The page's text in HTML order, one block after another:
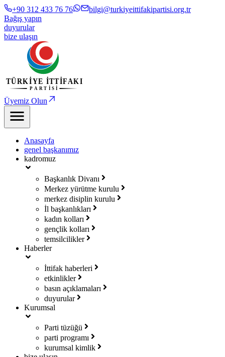
+90 312 433 76 76
bilgi@turkiyeittifakipartisi.org.tr
Bağış yapın
duyurular
bize ulaşın
Üyemiz Olun
Anasayfa
genel başkanımız
kadromuz
Başkanlık Divanı
Merkez yürütme kurulu
merkez disiplin kurulu
İl başkanlıkları
kadın kolları
gençlik kolları
temsilcilikler
Haberler
İttifak haberleri
etkinlikler
basın açıklamaları
duyurular
Kurumsal
Parti tüzüğü
parti programı
kurumsal kimlik